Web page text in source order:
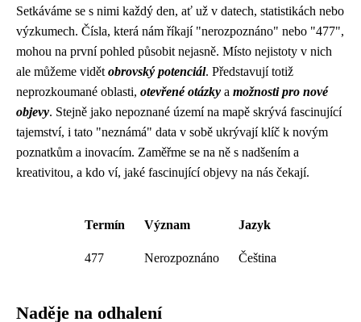
Setkáváme se s nimi každý den, ať už v datech, statistikách nebo
výzkumech. Čísla, která nám říkají "nerozpoznáno" nebo "477",
mohou na první pohled působit nejasně. Místo nejistoty v nich
ale můžeme vidět obrovský potenciál. Představují totiž
neprozkoumané oblasti, otevřené otázky a možnosti pro nové
objevy. Stejně jako nepoznané území na mapě skrývá fascinující
tajemství, i tato "neznámá" data v sobě ukrývají klíč k novým
poznatkům a inovacím. Zaměřme se na ně s nadšením a
kreativitou, a kdo ví, jaké fascinující objevy na nás čekají.
Termín Význam Jazyk
477 Nerozpoznáno Čeština
Naděje na odhalení